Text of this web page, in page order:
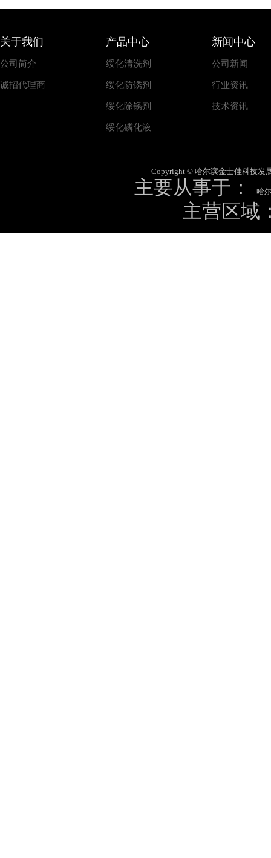
关于我们
公司简介
诚招代理商
产品中心
绥化清洗剂
绥化防锈剂
绥化除锈剂
绥化磷化液
新闻中心
公司新闻
行业资讯
技术资讯
Copyright © 哈尔滨金士佳科技发
主要从事于： 哈
主营区域